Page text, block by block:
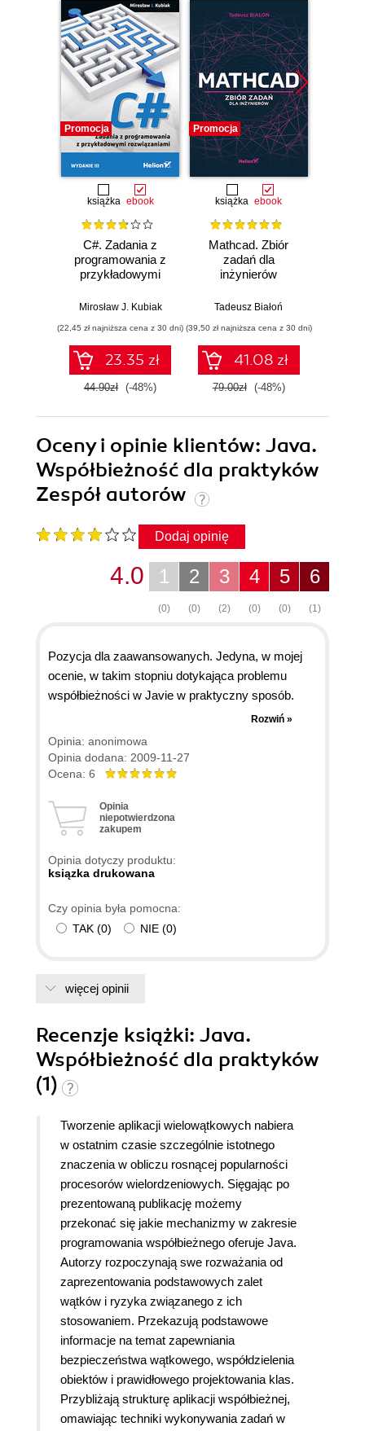
Promocja
książka ebook
C#. Zadania z
programowania z
przykładowymi
Wydanie III
Mirosław J. Kubiak
(22,45 zł najniższa cena z 30 dni)
23.35 zł
44.90zł (-48%)
Promocja
książka ebook
Mathcad. Zbiór
zadań dla
inżynierów
Tadeusz Białoń
(39,50 zł najniższa cena z 30 dni)
41.08 zł
79.00zł (-48%)
Oceny i opinie klientów: Java.
Współbieżność dla praktyków
Zespół autorów
Dodaj opinię
6
(1)
5
(0)
4
(0)
3
(2)
2
(0)
1
(0)
4.0
Pozycja dla zaawansowanych. Jedyna, w mojej
ocenie, w takim stopniu dotykająca problemu
współbieżności w Javie w praktyczny sposób.
Proponuję czytać po: Thinking in Java, Java.
Wprowadzenie, Java. Techniki zaawansowane,
Java. Efektywne programowanie. O wartości tej
książki można sporo dowiedzieć się czytając co
Horstmann, Cornell. Co do literówek: może są.
Nie przeszkadzały mi w żaden sposób. W mojej
serce programisty piszącego współbieżne
Rozwiń »
Opinia: anonimowa
Opinia dodana: 2009-11-27
Ocena: 6
Opinia
niepotwierdzona
zakupem
Opinia dotyczy produktu:
ksiązka drukowana
Czy opinia była pomocna:
TAK (0) NIE (0)
więcej opinii
Recenzje książki: Java.
Współbieżność dla praktyków
(1)
Tworzenie aplikacji wielowątkowych nabiera
w ostatnim czasie szczególnie istotnego
znaczenia w obliczu rosnącej popularności
procesorów wielordzeniowych. Sięgając po
prezentowaną publikację możemy
przekonać się jakie mechanizmy w zakresie
programowania współbieżnego oferuje Java.
Autorzy rozpoczynają swe rozważania od
zaprezentowania podstawowych zalet
wątków i ryzyka związanego z ich
stosowaniem. Przekazują podstawowe
informacje na temat zapewniania
bezpieczeństwa wątkowego, współdzielenia
obiektów i prawidłowego projektowania klas.
Przybliżają strukturę aplikacji współbieżnej,
omawiając techniki wykonywania zadań w